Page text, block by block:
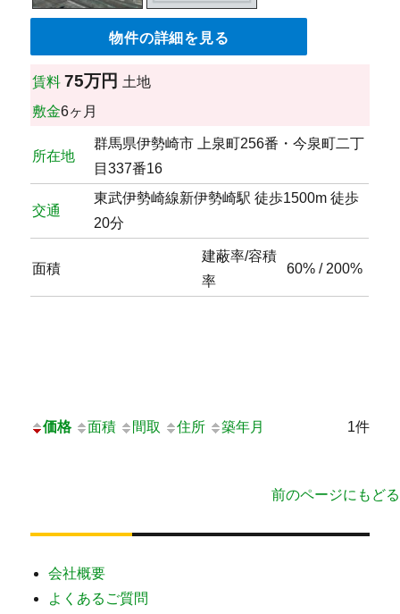
物件の詳細を見る
賃料 75万円 土地
敷金6ヶ月
所在地
群馬県伊勢崎市 上泉町256番・今泉町二丁
目337番16
交通
東武伊勢崎線新伊勢崎駅 徒歩1500m 徒歩
20分
面積
建蔽率/容積
率
60% / 200%
価格 面積 間取 住所 築年月 1件
前のページにもどる
会社概要
よくあるご質問